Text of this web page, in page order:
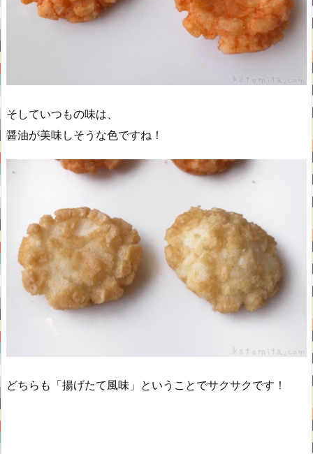
そしていつもの味は、
醤油が美味しそうな色ですね！
どちらも「揚げたて風味」ということでサクサクです！